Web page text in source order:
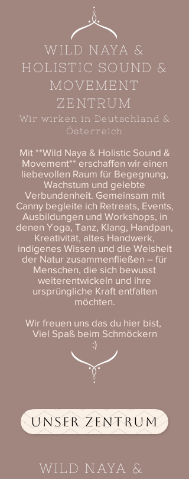
WILD NAYA &
HOLISTIC SOUND &
MOVEMENT
ZENTRUM
Wir wirken in Deutschland &
Österreich
Mit **Wild Naya & Holistic Sound &
Movement** erschaffen wir einen
liebevollen Raum für Begegnung,
Wachstum und gelebte
Verbundenheit. Gemeinsam mit
Canny begleite ich Retreats, Events,
Ausbildungen und Workshops, in
denen Yoga, Tanz, Klang, Handpan,
Kreativität, altes Handwerk,
indigenes Wissen und die Weisheit
der Natur zusammenfließen – für
Menschen, die sich bewusst
weiterentwickeln und ihre
ursprüngliche Kraft entfalten
möchten.
Wir freuen uns das du hier bist,
Viel Spaß beim Schmöckern
:)
UNSER ZENTRUM
WILD NAYA &